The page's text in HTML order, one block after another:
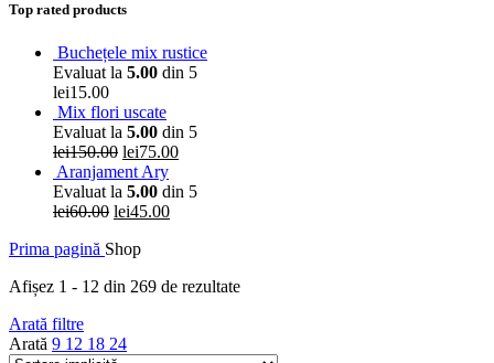
Top rated products
Buchețele mix rustice
Evaluat la 5.00 din 5
lei15.00
Mix flori uscate
Evaluat la 5.00 din 5
lei150.00 Prețul
inițial
a
fost:
lei75.00Prețul
este:
Aranjament Ary
Evaluat la 5.00 din 5
lei60.00 Prețul
a
lei60.00.
lei45.00Prețul
Prima pagină Shop
Afișez 1 - 12 din 269 de rezultate
Arată filtre
Arată 9 12 18 24